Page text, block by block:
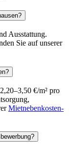
Ausstattung.
Sie auf unserer
€/m² pro
Mietnebenkosten-